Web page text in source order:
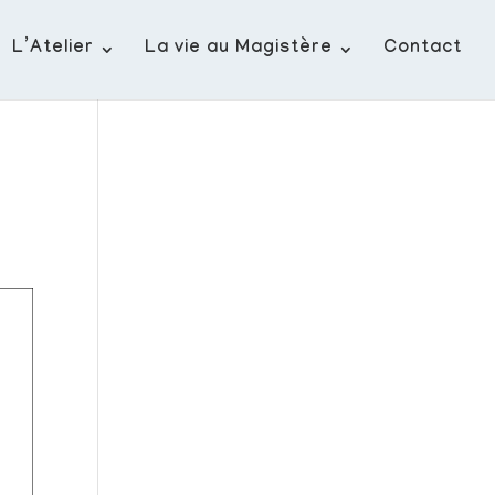
L’Atelier La vie au Magistère Contact